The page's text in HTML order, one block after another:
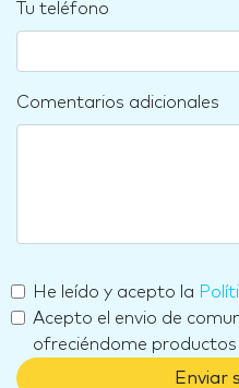
Tu teléfono
Comentarios adicionales
He leído y acepto la
Acepto el envio de
ofreciéndome productos
Enviar